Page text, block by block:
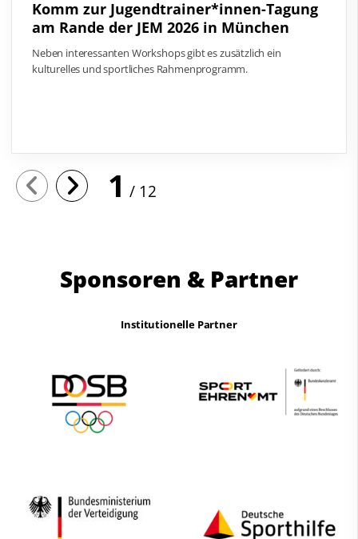
Komm zur Jugendtrainer*innen-Tagung
am Rande der JEM 2026 in München
Neben interessanten Workshops gibt es zusätzlich ein
kulturelles und sportliches Rahmenprogramm.
1 12
Sponsoren & Partner
Institutionelle Partner